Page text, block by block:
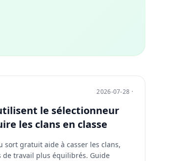
2026-07-28 ·
le sélectionneur
les clans en classe
sort gratuit aide à casser les clans,
travail plus équilibrés. Guide